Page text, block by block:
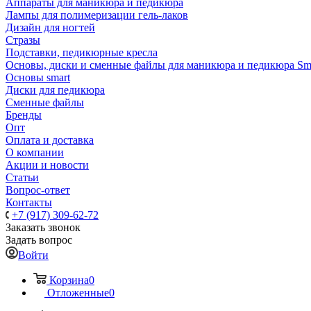
Аппараты для маникюра и педикюра
Лампы для полимеризации гель-лаков
Дизайн для ногтей
Стразы
Подставки, педикюрные кресла
Основы, диски и сменные файлы для маникюра и педикюра
Основы smart
Диски для педикюра
Сменные файлы
Бренды
Опт
Оплата и доставка
О компании
Акции и новости
Статьи
Вопрос-ответ
Контакты
+7 (917) 309-62-72
Заказать звонок
Задать вопрос
Войти
Корзина0
Отложенные0